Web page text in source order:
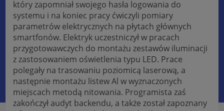
który zapomniał swojego hasła logowania do
systemu i na koniec pracy ćwiczyli pomiary
parametrów elektrycznych na płytach głównych
smartfonów. Elektryk uczestniczył w pracach
przygotowawczych do montażu zestawów iluminacji
z zastosowaniem oświetlenia typu LED. Prace
polegały na trasowaniu poziomicą laserową, a
następnie montażu listew Al w wyznaczonych
miejscach metodą nitowania. Programista zaś
zakończył audyt backendu, a także został zapoznany